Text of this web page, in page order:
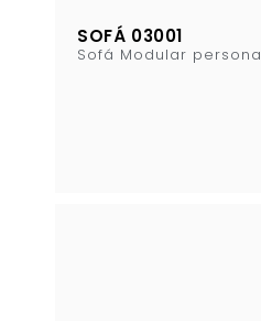
SOFÁ 03001
Sofá Modular